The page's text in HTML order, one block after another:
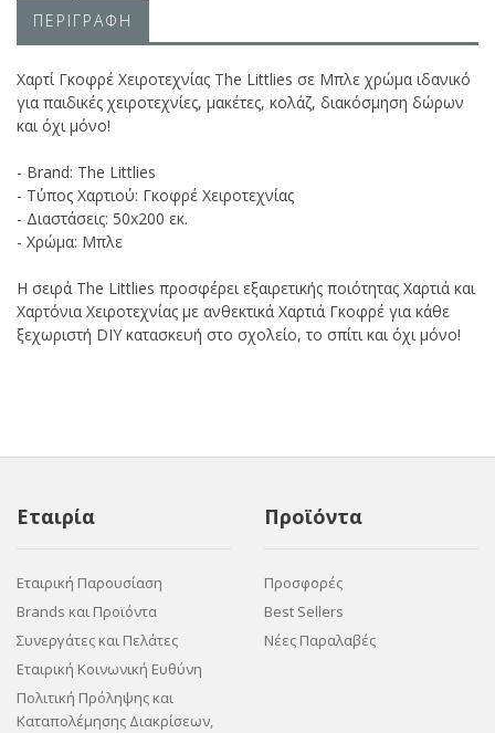
ΠΕΡΙΓΡΑΦΗ
Χαρτί Γκοφρέ Χειροτεχνίας The Littlies σε Μπλε χρώμα ιδανικό
για παιδικές χειροτεχνίες, μακέτες, κολάζ, διακόσμηση δώρων
και όχι μόνο!
- Brand: The Littlies
- Τύπος Χαρτιού: Γκοφρέ Χειροτεχνίας
- Διαστάσεις: 50x200 εκ.
- Χρώμα: Μπλε
Η σειρά The Littlies προσφέρει εξαιρετικής ποιότητας Χαρτιά και
Χαρτόνια Χειροτεχνίας με ανθεκτικά Χαρτιά Γκοφρέ για κάθε
ξεχωριστή DIY κατασκευή στο σχολείο, το σπίτι και όχι μόνο!
Εταιρία
Εταιρική Παρουσίαση
Brands και Προϊόντα
Συνεργάτες και Πελάτες
Εταιρική Κοινωνική Ευθύνη
Πολιτική Πρόληψης και
Καταπολέμησης Διακρίσεων,
Προϊόντα
Προσφορές
Best Sellers
Νέες Παραλαβές